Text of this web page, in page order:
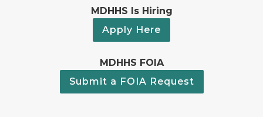
MDHHS Is Hiring
Apply Here
MDHHS FOIA
Submit a FOIA Request